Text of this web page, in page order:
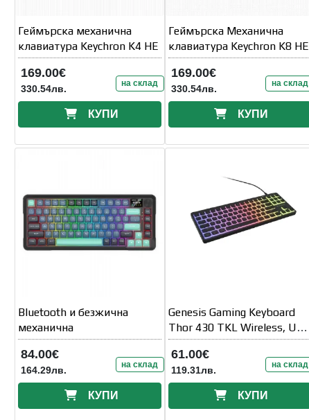
Геймърска механична
клавиатура Keychron K4 HE
169.00€
330.54лв. на склад
КУПИ
Геймърска Механична
клавиатура Keychron K8 HE
169.00€
330.54лв. на склад
КУПИ
Bluetooth и безжична
механична
84.00€
164.29лв. на склад
КУПИ
Genesis Gaming Keyboard
Thor 430 TKL Wireless, US,
RGB Mechanical Outemu,
Pink
61.00€
119.31лв. на склад
КУПИ